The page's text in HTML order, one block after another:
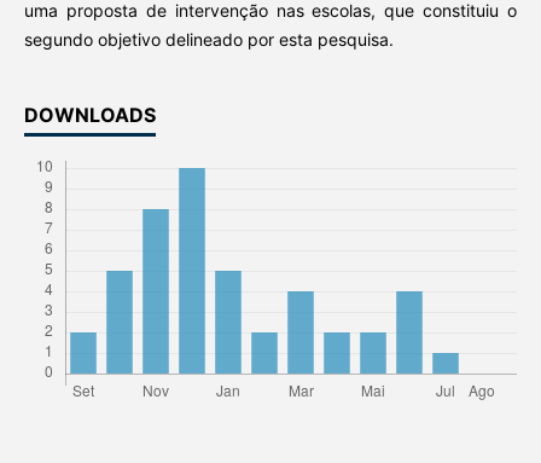
uma proposta de intervenção nas escolas, que constituiu o
segundo objetivo delineado por esta pesquisa.
DOWNLOADS